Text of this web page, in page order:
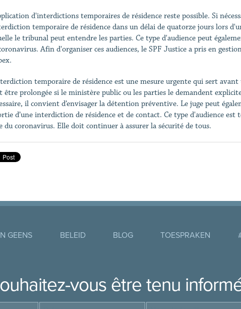
d'interdictions temporaires de résidence reste possible. Si
temporaire de résidence dans un délai de quatorze jours lors
le tribunal peut entendre les parties. Ce type d'audience peut
Afin d'organiser ces audiences, le SPF Justice a pris en
temporaire de résidence est une mesure urgente qui sert
être prolongée si le ministère public ou les parties le demandent
il convient d’envisager la détention préventive. Le juge peut
d’une interdiction de résidence et de contact. Ce type d'audience
du coronavirus. Elle doit continuer à assurer la sécurité de tous.
GEENS BELEID BLOG TOESPRAKEN
vous être tenu